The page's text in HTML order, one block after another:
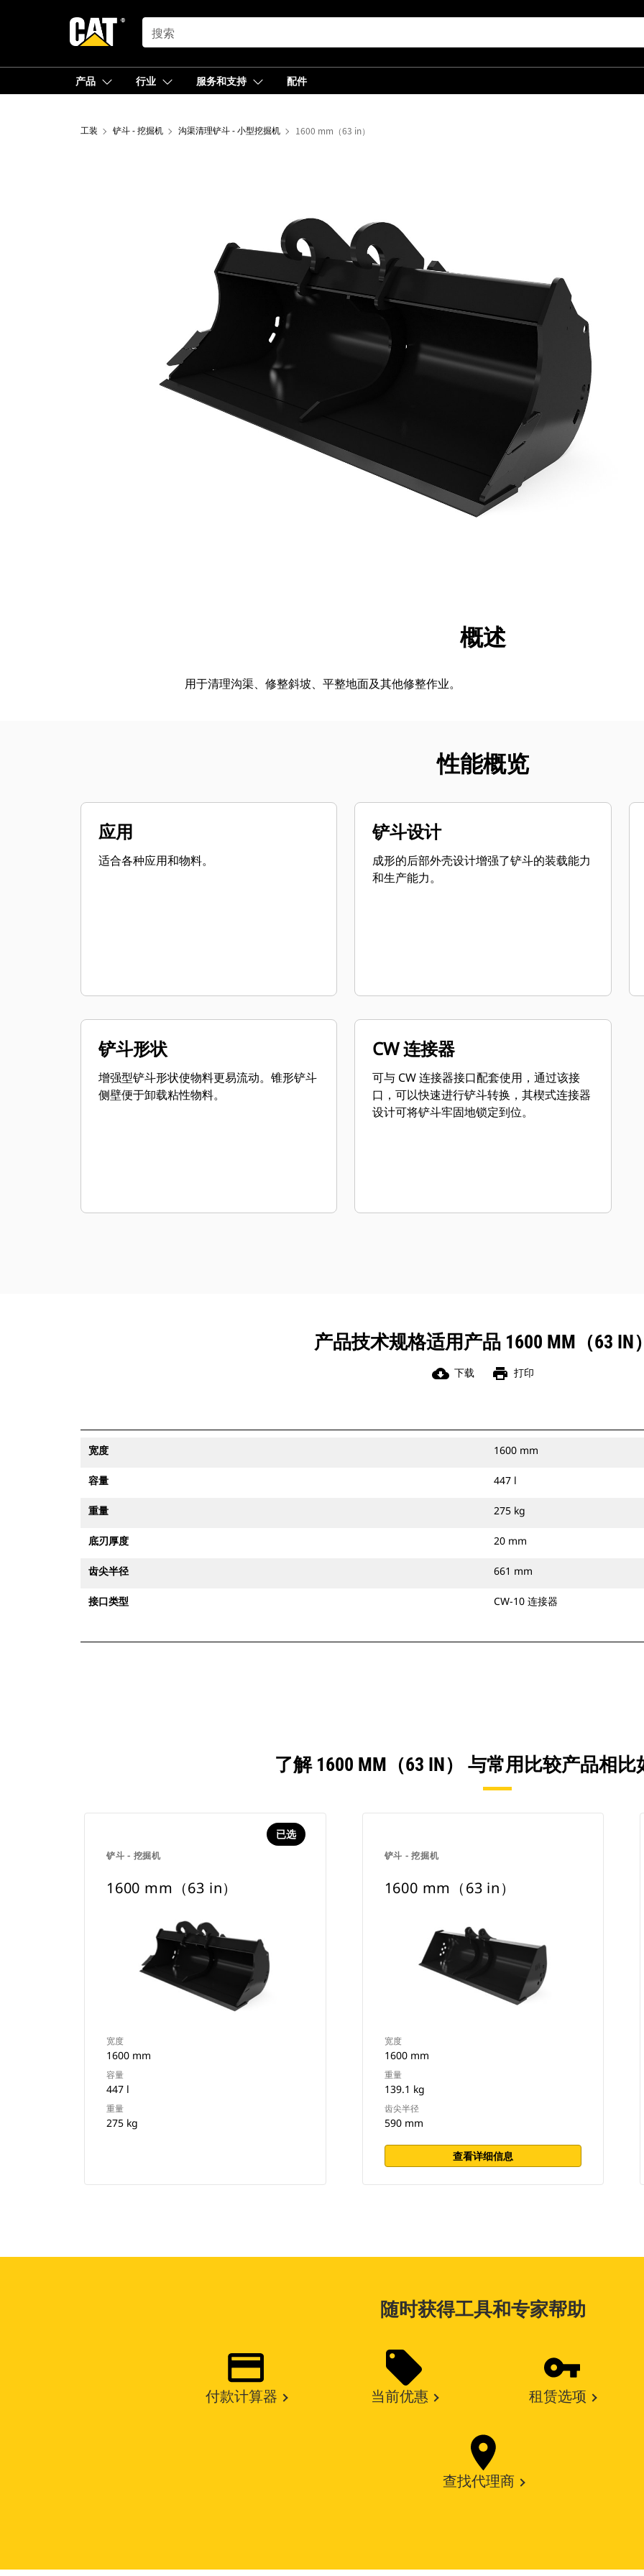
SEARCH
产品 行业 服务和支持 配件
工装 铲斗 - 挖掘机 沟渠清理铲斗 - 小型挖掘机 1600 mm（63 in）
展示
概述
用于清理沟渠、修整斜坡、平整地面及其他修整作业。
性能概览
应用
适合各种应用和物料。
铲斗设计
成形的后部外壳设计增强了铲斗的装载能力
和生产能力。
铲斗形状
增强型铲斗形状使物料更易流动。锥形铲斗
侧壁便于卸载粘性物料。
CW 连接器
可与 CW 连接器接口配套使用，通过该接
口，可以快速进行铲斗转换，其楔式连接器
设计可将铲斗牢固地锁定到位。
产品技术规格适用产品 1600 MM（63 IN
cloud_download 下载 print 打印
宽度 1600 mm
容量 447 l
重量 275 kg
底刃厚度 20 mm
齿尖半径 661 mm
接口类型 CW-10 连接器
了解 1600 MM（63 IN） 与常用比较产品相比
铲斗 - 挖掘机
已选
1600 mm（63 in）
宽度
1600 mm
容量
447 l
重量
275 kg
铲斗 - 挖掘机
1600 mm（63 in）
宽度
1600 mm
重量
139.1 kg
齿尖半径
590 mm
查看详细信息
随时获得工具和专家帮助
付款计算器 当前优惠 租赁选项
查找代理商